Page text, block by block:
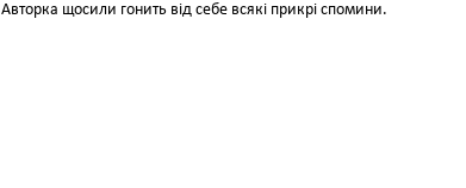
щосили гонить від себе всякі прикрі спомини.